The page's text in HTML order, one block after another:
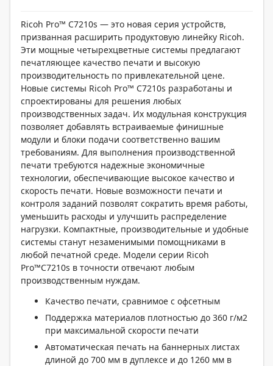
Ricoh Pro™ C7210s — это новая серия устройств,
призванная расширить продуктовую линейку Ricoh.
Эти мощные четырехцветные системы предлагают
печатляющее качество печати и высокую
производительность по привлекательной цене.
Новые системы Ricoh Pro™ C7210s разработаны и
спроектированы для решения любых
производственных задач. Их модульная конструкция
позволяет добавлять встраиваемые финишные
модули и блоки подачи соответственно вашим
требованиям. Для выполнения производственной
печати требуются надежные экономичные
технологии, обеспечивающие высокое качество и
скорость печати. Новые возможности печати и
контроля заданий позволят сократить время работы,
уменьшить расходы и улучшить распределение
нагрузки. Компактные, производительные и удобные
системы станут незаменимыми помощниками в
любой печатной среде. Модели серии Ricoh
Pro™C7210s в точности отвечают любым
производственным нуждам.
Качество печати, сравнимое с офсетным
Поддержка материалов плотностью до 360 г/м2
при максимальной скорости печати
Автоматическая печать на баннерных листах
длиной до 700 мм в дуплексе и до 1260 мм в